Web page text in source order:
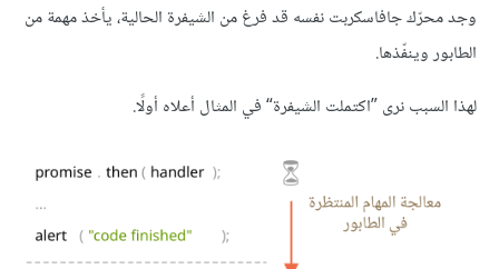
وجد محرّك جافاسكربت نفسه قد فرغ من الشيفرة الحالية، يأخذ مهمة من
الطابور وينفّذها.
لهذا السبب نرى ”اكتملت الشيفرة“ في المثال أعلاه أولًا.